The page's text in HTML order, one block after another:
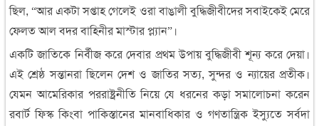
ছিল, “আর একটা সপ্তাহ গেলেই ওরা বাঙালী বুদ্ধিজীবীদের সবাইকেই মেরে
ফেলত আল বদর বাহিনীর মাস্টার প্ল্যান”।
একটি জাতিকে নির্বীজ করে দেবার প্রথম উপায় বুদ্ধিজীবী শূন্য করে দেয়া।
এই শ্রেষ্ঠ সন্তানরা ছিলেন দেশ ও জাতির সত্য, সুন্দর ও ন্যায়ের প্রতীক।
যেমন আমেরিকার পররাষ্ট্রনীতি নিয়ে যে ধরনের কড়া সমালোচনা করেন
রবার্ট ফিস্ক কিংবা পাকিস্তানের মানবাধিকার ও গণতান্ত্রিক ইস্যুতে সর্বদা